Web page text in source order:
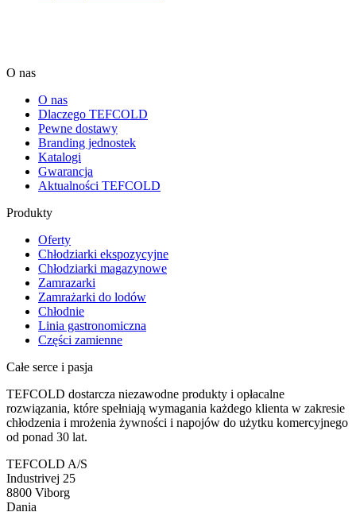
O nas
O nas
Dlaczego TEFCOLD
Pewne dostawy
Branding jednostek
Katalogi
Gwarancja
Aktualności TEFCOLD
Produkty
Oferty
Chłodziarki ekspozycyjne
Chłodziarki magazynowe
Zamrazarki
Zamrażarki do lodów
Chłodnie
Linia gastronomiczna
Części zamienne
Całe serce i pasja
TEFCOLD dostarcza niezawodne produkty i opłacalne
rozwiązania, które spełniają wymagania każdego klienta w zakresie
chłodzenia i mrożenia żywności i napojów do użytku komercyjnego
od ponad 30 lat.
TEFCOLD A/S
Industrivej 25
8800 Viborg
Dania